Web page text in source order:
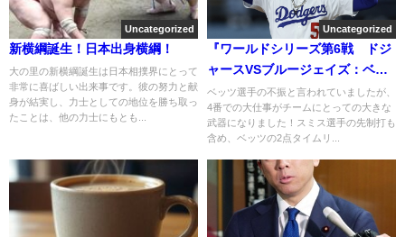
Uncategorized
新横綱誕生！日本出身横綱！
大の里の新横綱誕生は日本相撲界にとって
非常に喜ばしい出来事です。彼の努力と献
身が結実し、力士としての地位を勝ち取っ
たことは、他の力士にもとも...
Uncategorized
『ワールドシリーズ第6戦 ドジ
ャースVSブルージェイズ：ベッ
ツ意地のタイムリー！』につい
てまとめてみた
ベッツ選手の不振と言われていましたが、
4番での大仕事がチームにとっての大きな
武器になりました！スミス選手の先制打も
含め、ベッツの2点タイムリ...